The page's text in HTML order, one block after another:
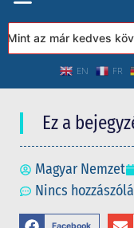
az már kedves
EN FR
Ez a
Magyar Nemzet
Nincs